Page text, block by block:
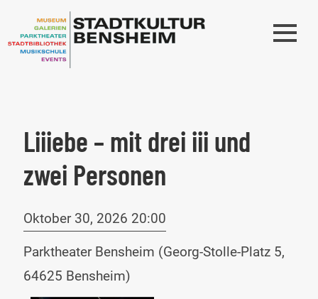
Liiiebe – mit drei iii und
zwei Personen
Oktober 30, 2026 20:00
Parktheater Bensheim (Georg-Stolle-Platz 5,
64625 Bensheim)